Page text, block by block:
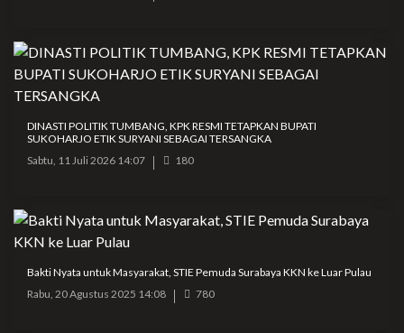
DINASTI POLITIK TUMBANG, KPK RESMI TETAPKAN BUPATI
SUKOHARJO ETIK SURYANI SEBAGAI TERSANGKA
Sabtu, 11 Juli 2026 14:07
180
Bakti Nyata untuk Masyarakat, STIE Pemuda Surabaya KKN ke Luar Pulau
Rabu, 20 Agustus 2025 14:08
780